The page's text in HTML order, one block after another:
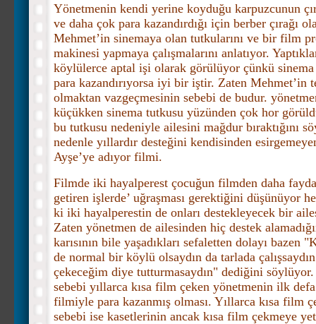
Yönetmenin kendi yerine koyduğu karpuzcunun
ve daha çok para kazandırdığı için berber çırağı
Mehmet’in sinemaya olan tutkularını ve bir film
makinesi yapmaya çalışmalarını anlatıyor.
köylülerce aptal işi olarak görülüyor çünkü sinema
para kazandırıyorsa iyi bir iştir. Zaten Mehmet’in
olmaktan vazgeçmesinin sebebi de budur.
küçükken sinema tutkusu yüzünden çok hor
bu tutkusu nedeniyle ailesini mağdur bıraktığını
nedenle yıllardır desteğini kendisinden
Ayşe’ye adıyor filmi.
Filmde iki hayalperest çocuğun filmden daha
getiren işlerde’ uğraşması gerektiğini düşünüyor
ki iki hayalperestin de onları destekleyecek bir
Zaten yönetmen de ailesinden hiç destek
karısının bile yaşadıkları sefaletten dolayı bazen
de normal bir köylü olsaydın da tarlada
çekeceğim diye tutturmasaydın" dediğini
sebebi yıllarca kısa film çeken yönetmenin ilk
filmiyle para kazanmış olması. Yıllarca kısa film
sebebi ise kasetlerinin ancak kısa film çekmeye